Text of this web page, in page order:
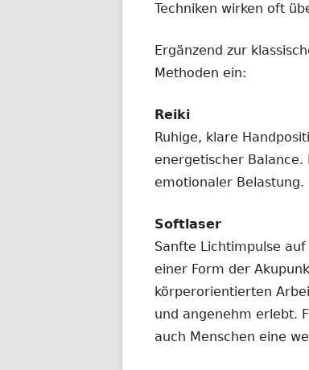
Techniken wirken oft
Ergänzend zur
Methoden ein:
Reiki
Ruhige, klare
energetischer
emotionaler Belastung.
Softlaser
Sanfte Lichtimpulse
einer Form der
körperorientierten
und angenehm erlebt.
auch Menschen eine